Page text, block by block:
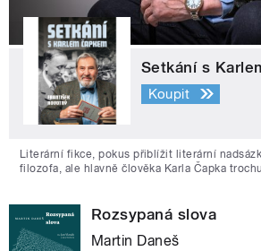
Setkání s
Koupit
Literární fikce, pokus přiblížit literární
filozofa, ale hlavně člověka Karla Čapka
Rozsypaná slova
Martin Daneš